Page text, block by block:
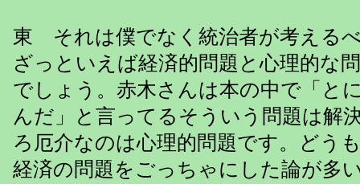
東 それは僕でなく統治者が考える
ざっといえば経済的問題と心理的な
でしょう。赤木さんは本の中で「と
んだ」と言ってるそういう問題は解
ろ厄介なのは心理的問題です。どう
経済の問題をごっちゃにした論が多